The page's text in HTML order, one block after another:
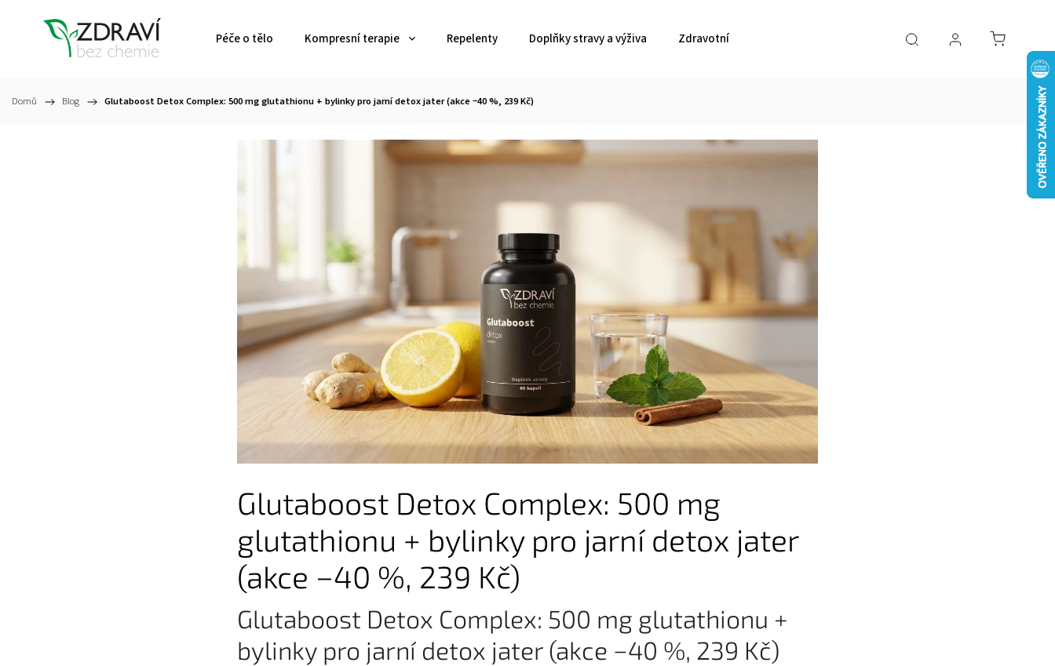
Péče o tělo Kompresní terapie Repelenty Doplňky stravy a výživa Zdravotní pomůcky Značky
Domů / Blog / Glutaboost Detox Complex: 500 mg glutathionu + bylinky pro jarní detox jater (akce −40 %, 239 Kč)
Glutaboost Detox Complex: 500 mg
glutathionu + bylinky pro jarní detox jater
(akce −40 %, 239 Kč)
Glutaboost Detox Complex: 500 mg glutathionu +
bylinky pro jarní detox jater (akce −40 %, 239 Kč)